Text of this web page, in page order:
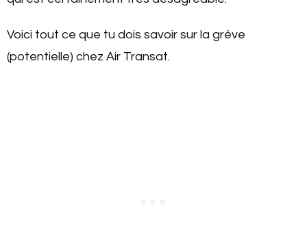
Voici tout ce que tu dois savoir sur la grève
(potentielle) chez Air Transat.